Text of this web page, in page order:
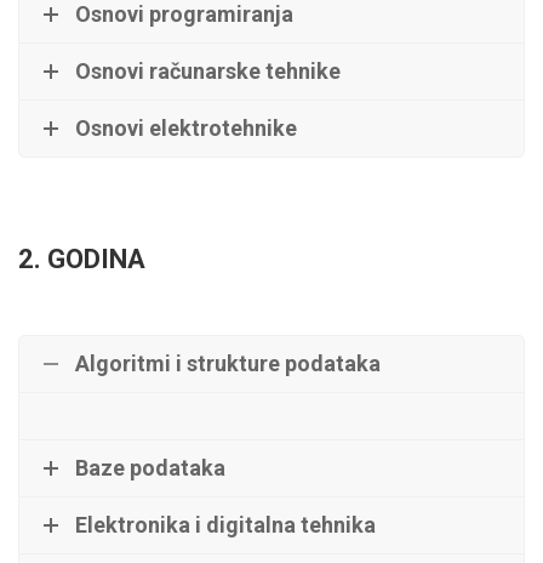
Osnovi programiranja
Osnovi računarske tehnike
Osnovi elektrotehnike
2. GODINA
Algoritmi i strukture podataka
Baze podataka
Elektronika i digitalna tehnika